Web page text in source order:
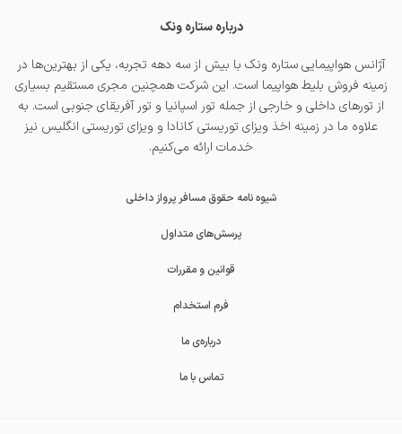
درباره ستاره ونک
آژانس هواپیمایی ستاره ونک با بیش از سه دهه تجربه، یکی از بهترین‌ها در
زمینه فروش بلیط هواپیما است. این شرکت همچنین مجری مستقیم بسیاری
از تورهای داخلی و خارجی از جمله تور اسپانیا و تور آفریقای جنوبی است. به
علاوه ما در زمینه اخذ ویزای توریستی کانادا و ویزای توریستی انگلیس نیز
خدمات ارائه می‌کنیم.
شیوه نامه حقوق مسافر پرواز داخلی
پرسش‌های متداول
قوانین و مقررات
فرم استخدام
درباره‌ی ما
تماس با ما